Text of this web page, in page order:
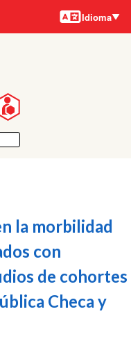
Idiomas
Idioma
la morbilidad
con
de cohortes
Checa y